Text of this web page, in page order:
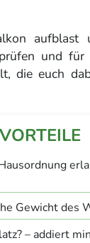
und für
die euch
Gewicht des
– addiert